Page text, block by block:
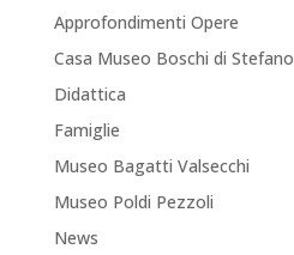
Approfondimenti Opere
Casa Museo Boschi di Stefano
Didattica
Famiglie
Museo Bagatti Valsecchi
Museo Poldi Pezzoli
News